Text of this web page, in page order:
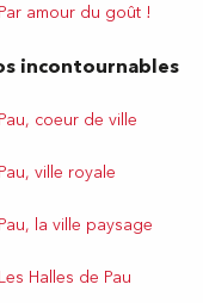
Par amour du goût !
incontournables
Pau, coeur de ville
Pau, ville royale
Pau, la ville paysage
Les Halles de Pau
17:30 - 22:00
à 22h